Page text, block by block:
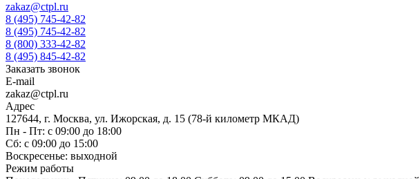
zakaz@ctpl.ru
8 (495) 745-42-82
8 (495) 745-42-82
8 (800) 333-42-82
8 (495) 845-42-82
Заказать звонок
E-mail
zakaz@ctpl.ru
Адрес
127644, г. Москва, ул. Ижорская, д. 15 (78-й километр МКАД)
Пн - Пт: с 09:00 до 18:00
Сб: с 09:00 до 15:00
Воскресенье: выходной
Режим работы